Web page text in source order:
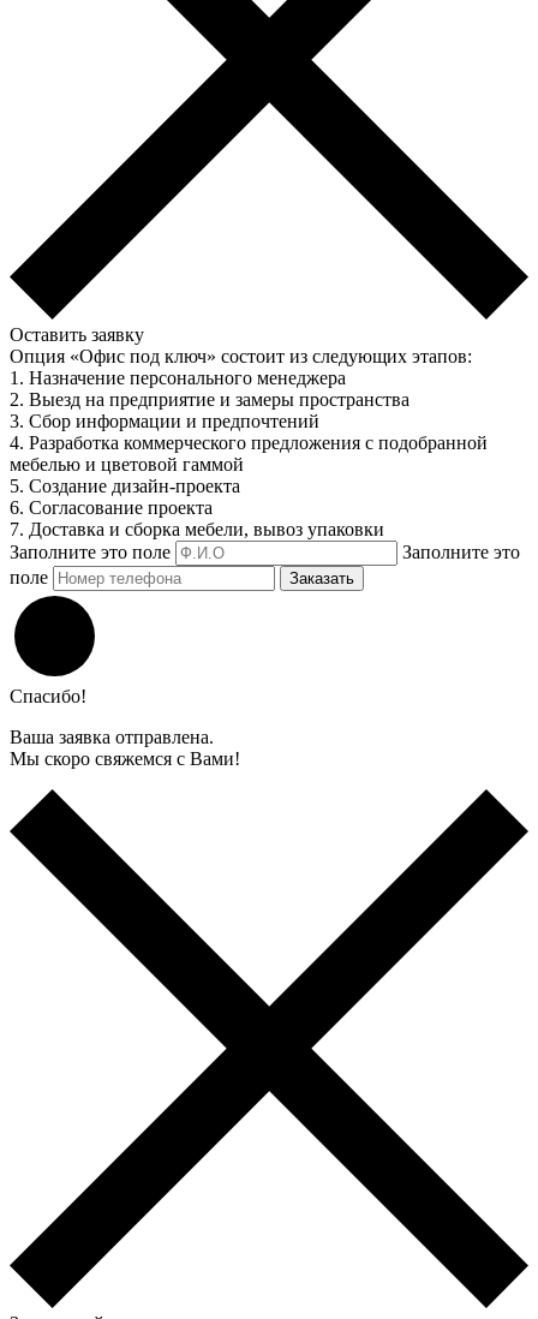
Оставить заявку
Опция «Офис под ключ» состоит из следующих этапов:
1. Назначение персонального менеджера
2. Выезд на предприятие и замеры пространства
3. Сбор информации и предпочтений
4. Разработка коммерческого предложения с подобранной
мебелью и цветовой гаммой
5. Создание дизайн-проекта
6. Согласование проекта
7. Доставка и сборка мебели, вывоз упаковки
Заполните это поле
Заполните это
поле
Заказать
Спасибо!
Ваша заявка отправлена.
Мы скоро свяжемся с Вами!